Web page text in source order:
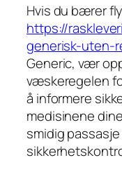
Hvis du bærer
https://
generisk-uten-
Generic, vær
væskeregelen
å informere
medisinene
smidig